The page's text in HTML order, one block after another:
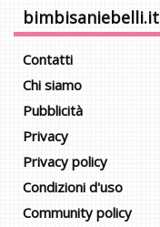
bimbisaniebelli.it
Contatti
Chi siamo
Pubblicità
Privacy
Privacy policy
Condizioni d'uso
Community policy